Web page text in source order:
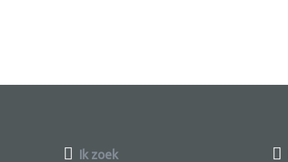
Ik zoek